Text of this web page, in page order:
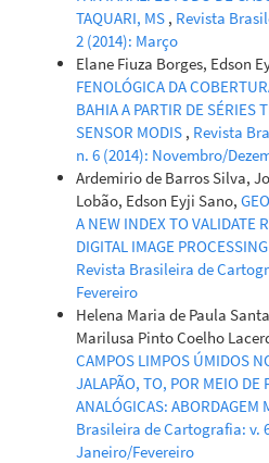
TAQUARI, MS , Revista
2 (2014): Março
Elane Fiuza Borges, Edson
FENOLÓGICA DA
BAHIA A PARTIR DE SÉRIES
SENSOR MODIS , Revista
n. 6 (2014): Novembro/
Ardemirio de Barros Silva,
Lobão, Edson Eyji Sano,
A NEW INDEX TO VALIDATE
DIGITAL IMAGE
Revista Brasileira de
Fevereiro
Helena Maria de Paula
Marilusa Pinto Coelho
CAMPOS LIMPOS ÚMIDOS
JALAPÃO, TO, POR MEIO DE
ANALÓGICAS: ABORDAGEM
Brasileira de Cartografia: v.
Janeiro/Fevereiro